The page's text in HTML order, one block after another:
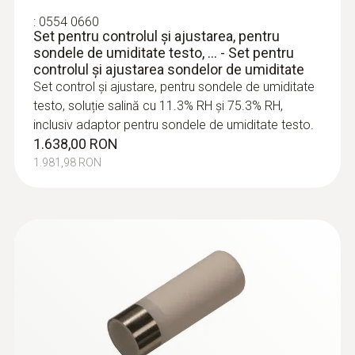
: 0636 9736
Cap sondă umiditate
Cap sondă umiditate
1.124,00 RON
1.360,04 RON
Sonde de umiditate
umiditate necesar va economisi timp și, prin
urmare, bani. Șapele sunt turnate în faza de
lucrări interioare, în general după tencuială.
Urmează apoi pardoseala, văruirea și
decorațiunile interioare. Prin urmare,
comportamentul de uscare este un factor
semnificativ în programul de lucru, în primul
rând deoarece așezarea pardoselilor depinde
Monitorizarea condițiilor de
producție și depozitare
: 0554 0660
Set pentru controlul şi ajustarea, pentru
sondele de umiditate testo, ... - Set pentru
controlul şi ajustarea sondelor de umiditate
Set control şi ajustare, pentru sondele de umiditate
testo, soluție salină cu 11.3% RH şi 75.3% RH,
inclusiv adaptor pentru sondele de umiditate testo.
1.638,00 RON
1.981,98 RON